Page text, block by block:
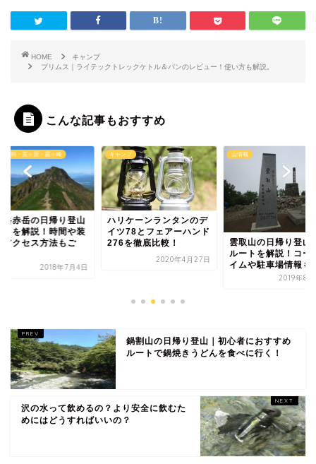
HOME
キャンプ
プリムス｜ライテックトレックケトル＆パンのレビュー！使い方も解説。
こんな記事もおすすめ
蓼科・美ヶ原・霧ヶ峰
岳赤岳の日帰り登山
トを解説！時間や装
アクセス方法もご
2018年7月4日
キャンプ
ハリケーンランタンのデ
イツ78とフェアーハンド
276を徹底比較！
2020年4月27日
山情報
雲取山の日帰り登山|
ルートを解説！コー
イムや駐車場情報も
2019年8
鍋割山の日帰り登山｜初心者におすすめ
ルートで鍋焼きうどんを食べに行く！
沢の水って飲めるの？より安全に飲むた
めにはどうすればいいの？